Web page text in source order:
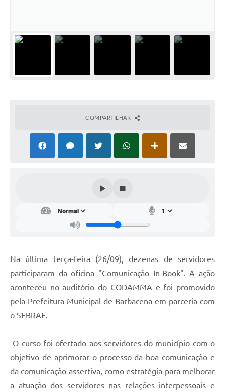
Festival Gastronômico
Plano Municipal de Saneamento Básico
Regularização de bairros
Telefones Úteis
Transparência
COMPARTILHAR
Na última terça-feira (26/09), dezenas de servidores
participaram da oficina "Comunicação In-Book". A ação
aconteceu no auditório do CODAMMA e foi promovido
pela Prefeitura Municipal de Barbacena em parceria com
o SEBRAE.
O curso foi ofertado aos servidores do município com o
objetivo de aprimorar o processo da boa comunicação e
da comunicação assertiva, como estratégia para melhorar
a atuação dos servidores nas relações interpessoais e